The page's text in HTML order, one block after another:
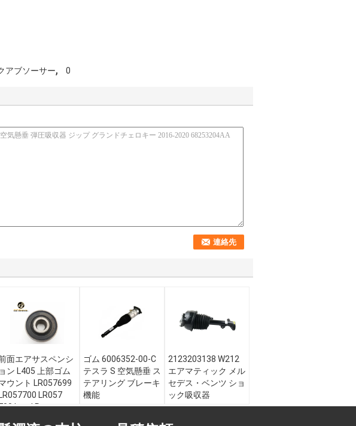
アブソーサー, 0
面エアサスペンシ
ョン L405 上部ゴム
ウント LR057699
LR057700 LR057
Land Rover
ゴム 6006352-00-C
テスラ S 空気懸垂 ス
テアリング ブレーキ
機能
ポイント:空気懸垂
2123203138 W212
エアマティック メル
セデス・ベンツ ショ
ック吸収器
ポイント:空気懸垂